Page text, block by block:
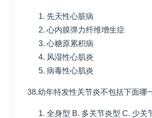
先天性心脏病
心内膜弹力纤维增生症
心糖原累积病
风湿性心肌炎
病毒性心肌炎
38.幼年特发性关节炎不包括下面哪
全身型 B. 多关节炎型 C. 少关